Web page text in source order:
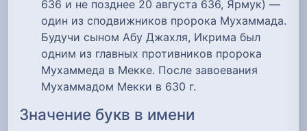
636 и не позднее 20 августа 636, Ярмук) —
один из сподвижников пророка Мухаммада.
Будучи сыном Абу Джахля, Икрима был
одним из главных противников пророка
Мухаммеда в Мекке. После завоевания
Мухаммадом Мекки в 630 г.
Значение букв в имени